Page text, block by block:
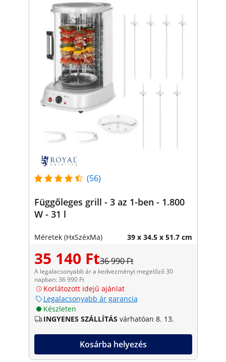
(56)
Függőleges grill - 3 az 1-ben - 1.800
W - 31 l
Méretek (HxSzéxMa) 39 x 34.5 x 51.7 cm
35 140 Ft36 990 Ft
A legalacsonyabb ár a kedvezményt megelőző 30
napban: 36 990 Ft
Korlátozott idejű ajánlat
Legalacsonyabb ár garancia
Készleten
INGYENES SZÁLLÍTÁS várhatóan 8. 13.
Kosárba helyezés